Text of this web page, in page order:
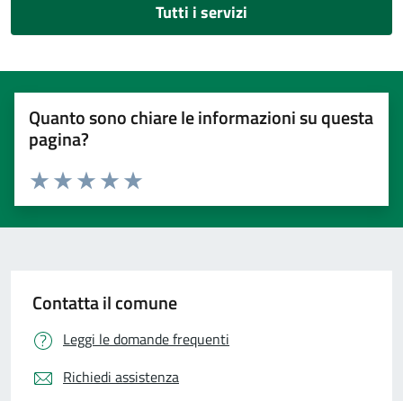
Tutti i servizi
Quanto sono chiare le informazioni su questa
pagina?
Valuta 5 stelle su 5
Valuta 4 stelle su 5
Valuta 3 stelle su 5
Valuta 2 stelle su 5
Valuta 1 stelle su 5
Contatta il comune
Leggi le domande frequenti
Richiedi assistenza